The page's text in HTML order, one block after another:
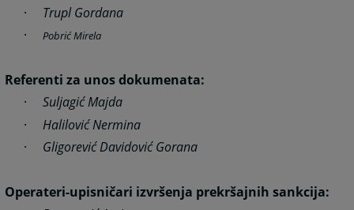
·
Trupl Gordana
·
Pobrić Mirela
Referenti za unos dokumenata:
·Suljagić Majda
·Halilović Nermina
·
Gligorević Davidović Gorana
Operateri-upisničari izvršenja prekršajnih sankcija: